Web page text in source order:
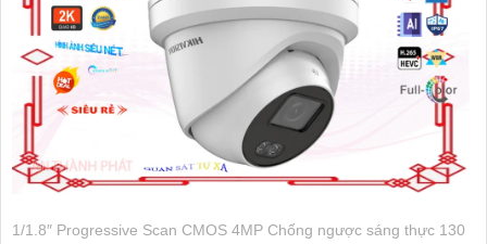
1/1.8″ Progressive Scan CMOS 4MP Chống ngược sáng thực 130